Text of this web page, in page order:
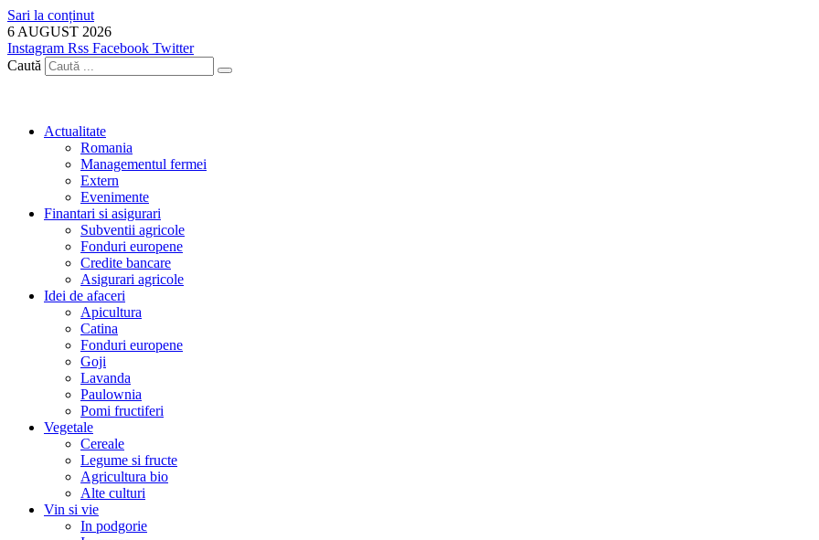
Sari la conținut
6 AUGUST 2026
Instagram Rss Facebook Twitter
Caută
Actualitate
Romania
Managementul fermei
Extern
Evenimente
Finantari si asigurari
Subventii agricole
Fonduri europene
Credite bancare
Asigurari agricole
Idei de afaceri
Apicultura
Catina
Fonduri europene
Goji
Lavanda
Paulownia
Pomi fructiferi
Vegetale
Cereale
Legume si fructe
Agricultura bio
Alte culturi
Vin si vie
In podgorie